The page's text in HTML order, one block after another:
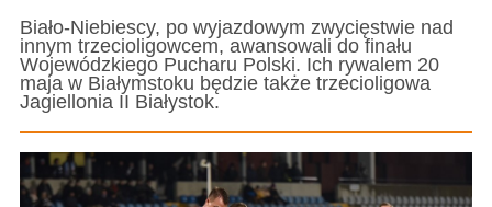
Biało-Niebiescy, po wyjazdowym zwycięstwie nad
innym trzecioligowcem, awansowali do finału
Wojewódzkiego Pucharu Polski. Ich rywalem 20
maja w Białymstoku będzie także trzecioligowa
Jagiellonia II Białystok.